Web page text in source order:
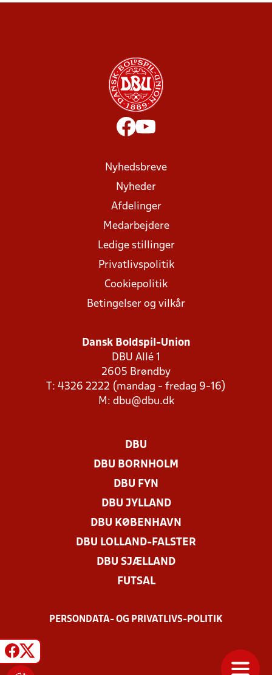
Nyhedsbreve
Nyheder
Afdelinger
Medarbejdere
Ledige stillinger
Privatlivspolitik
Cookiepolitik
Betingelser og vilkår
Dansk Boldspil-Union
DBU Allé 1
2605 Brøndby
T: 4326 2222 (mandag - fredag 9-16)
M: dbu@dbu.dk
DBU
DBU BORNHOLM
DBU FYN
DBU JYLLAND
DBU KØBENHAVN
DBU LOLLAND-FALSTER
DBU SJÆLLAND
FUTSAL
PERSONDATA- OG PRIVATLIVS-POLITIK